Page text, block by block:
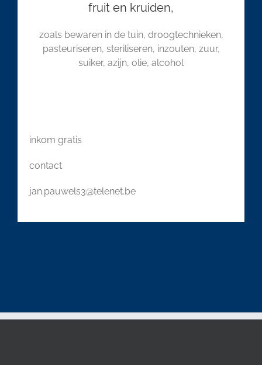
fruit en kruiden,
zoals bewaren in de tuin, droogtechnieken,
pasteuriseren, steriliseren, inzouten, zuur,
suiker, azijn, olie, alcohol
inkom gratis
contact
jan.pauwels3@telenet.be